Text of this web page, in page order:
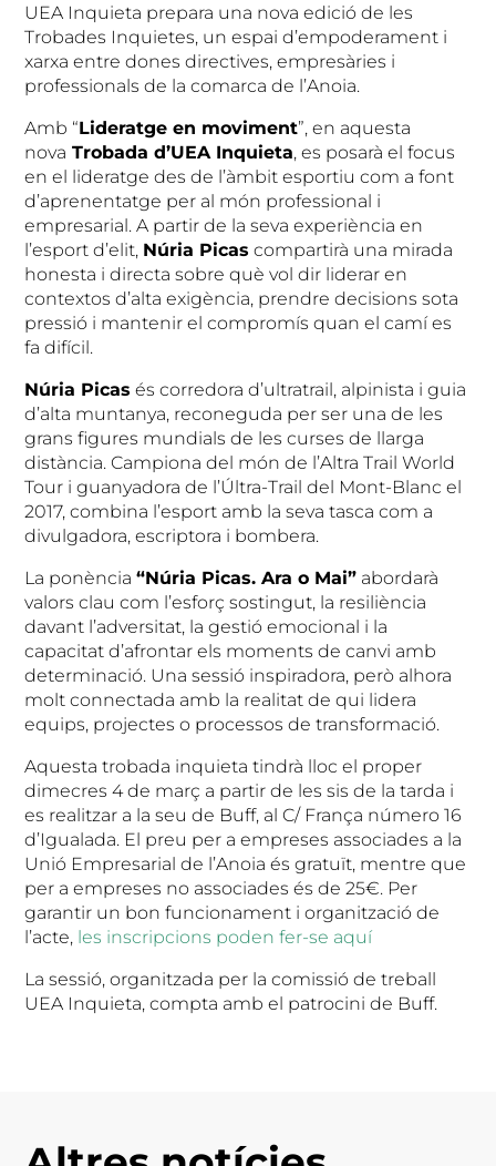
UEA Inquieta prepara una nova edició de les
Trobades Inquietes, un espai d’empoderament i
xarxa entre dones directives, empresàries i
professionals de la comarca de l’Anoia.
Amb “Lideratge en moviment”, en aquesta
nova Trobada d’UEA Inquieta, es posarà el focus
en el lideratge des de l’àmbit esportiu com a font
d’aprenentatge per al món professional i
empresarial. A partir de la seva experiència en
l’esport d’elit, Núria Picas compartirà una mirada
honesta i directa sobre què vol dir liderar en
contextos d’alta exigència, prendre decisions sota
pressió i mantenir el compromís quan el camí es
fa difícil.
Núria Picas és corredora d’ultratrail, alpinista i guia
d’alta muntanya, reconeguda per ser una de les
grans figures mundials de les curses de llarga
distància. Campiona del món de l’Altra Trail World
Tour i guanyadora de l’Últra-Trail del Mont-Blanc el
2017, combina l’esport amb la seva tasca com a
divulgadora, escriptora i bombera.
La ponència“Núria Picas. Ara o Mai” abordarà
valors clau com l’esforç sostingut, la resiliència
davant l’adversitat, la gestió emocional i la
capacitat d’afrontar els moments de canvi amb
determinació. Una sessió inspiradora, però alhora
molt connectada amb la realitat de qui lidera
equips, projectes o processos de transformació.
Aquesta trobada inquieta tindrà lloc el proper
dimecres 4 de març a partir de les sis de la tarda i
es realitzar a la seu de Buff, al C/ França número 16
d’Igualada. El preu per a empreses associades a la
Unió Empresarial de l’Anoia és gratuït, mentre que
per a empreses no associades és de 25€. Per
garantir un bon funcionament i organització de
l’acte, les inscripcions poden fer-se aquí
La sessió, organitzada per la comissió de treball
UEA Inquieta, compta amb el patrocini de Buff.